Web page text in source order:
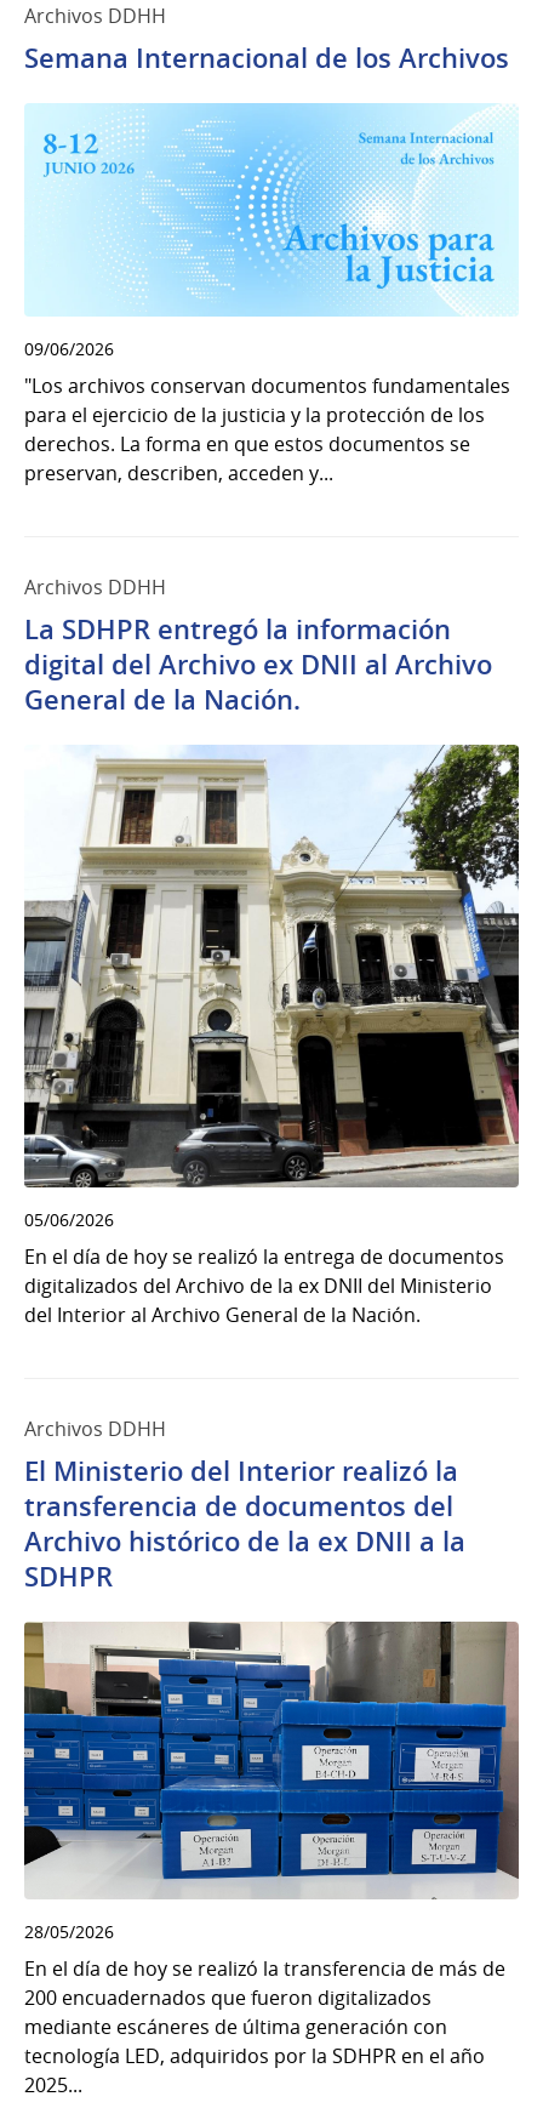
Archivos DDHH
Semana Internacional de los Archivos
09/06/2026
"Los archivos conservan documentos fundamentales
para el ejercicio de la justicia y la protección de los
derechos. La forma en que estos documentos se
preservan, describen, acceden y...
Archivos DDHH
La SDHPR entregó la información
digital del Archivo ex DNII al Archivo
General de la Nación.
05/06/2026
En el día de hoy se realizó la entrega de documentos
digitalizados del Archivo de la ex DNII del Ministerio
del Interior al Archivo General de la Nación.
Archivos DDHH
El Ministerio del Interior realizó la
transferencia de documentos del
Archivo histórico de la ex DNII a la
SDHPR
28/05/2026
En el día de hoy se realizó la transferencia de más de
200 encuadernados que fueron digitalizados
mediante escáneres de última generación con
tecnología LED, adquiridos por la SDHPR en el año
2025...